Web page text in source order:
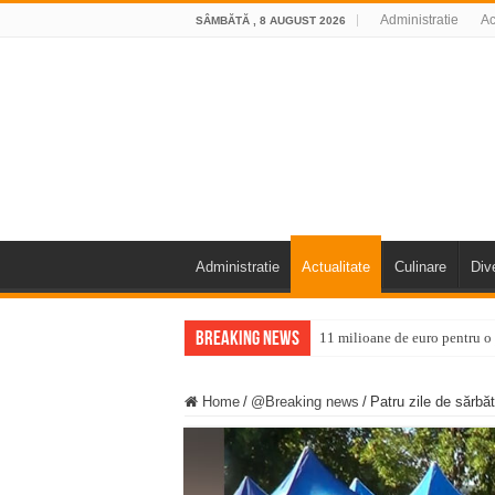
SÂMBĂTĂ , 8 AUGUST 2026 Administratie
Administratie Actualitate Culinare
Breaking News 11 milioane de euro pentru
Întreruperi temporare ale
ANUNŢ OPRIRE ANUNŢ
Anunț important – Închidere
Home / @Breaking news / Patru zile de